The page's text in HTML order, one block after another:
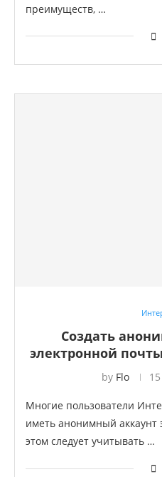
преимуществ, …
Создать
электронной
by Flo
Многие пользователи
иметь анонимный
этом следует учитывать …